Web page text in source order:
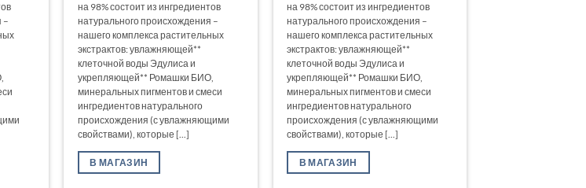
–
на 98% состоит из ингредиентов
натурального происхождения –
нашего комплекса растительных
экстрактов: увлажняющей**
клеточной воды Эдулиса и
укрепляющей** Ромашки БИО,
минеральных пигментов и смеси
ингредиентов натурального
происхождения (с увлажняющими
свойствами), которые [...]
В МАГАЗИН
на 98% состоит из ингредиентов
натурального происхождения –
нашего комплекса растительных
экстрактов: увлажняющей**
клеточной воды Эдулиса и
укрепляющей** Ромашки БИО,
минеральных пигментов и смеси
ингредиентов натурального
происхождения (с увлажняющими
свойствами), которые [...]
В МАГАЗИН